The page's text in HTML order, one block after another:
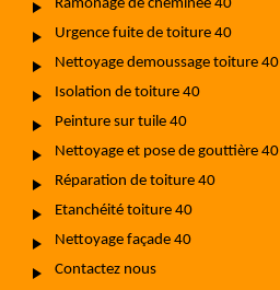
Ramonage de cheminée 40
Urgence fuite de toiture 40
Nettoyage demoussage toiture 40
Isolation de toiture 40
Peinture sur tuile 40
Nettoyage et pose de gouttière 40
Réparation de toiture 40
Etanchéité toiture 40
Nettoyage façade 40
Contactez nous